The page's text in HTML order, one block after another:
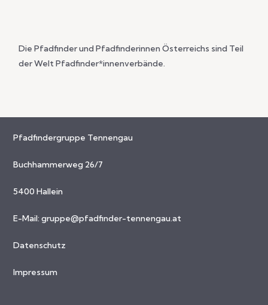
Die Pfadfinder und Pfadfinderinnen Österreichs sind Teil
der Welt Pfadfinder*innenverbände.
Pfadfindergruppe Tennengau
Buchhammerweg 26/7
5400 Hallein
E-Mail:gruppe@pfadfinder-tennengau.at
Datenschutz
Impressum